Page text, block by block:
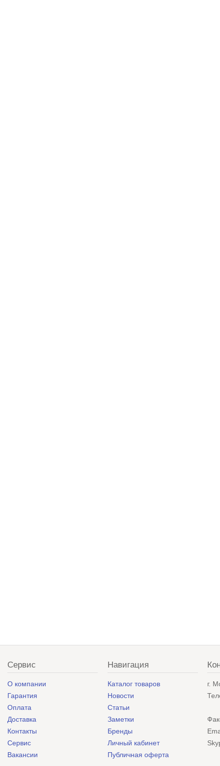
Сервис
О компании
Гарантия
Оплата
Доставка
Контакты
Сервис
Вакансии
Навигация
Каталог товаров
Новости
Статьи
Заметки
Бренды
Личный кабинет
Публичная оферта
г.